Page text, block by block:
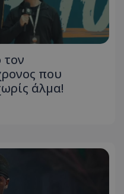
τον
που
άλμα!